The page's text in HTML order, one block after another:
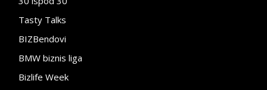
Tasty Talks
BIZBendovi
BMW biznis liga
Bizlife Week